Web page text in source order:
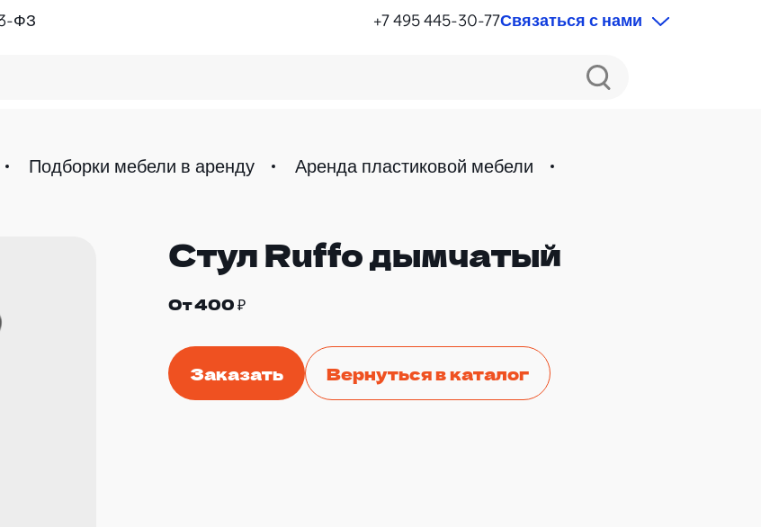
ФЗ +7 495 445-30-77Связаться с нами
Подборки мебели в аренду
Аренда пластиковой мебели
Стул Ruffo дымчатый
От 400 ₽
Заказать Вернуться в каталог